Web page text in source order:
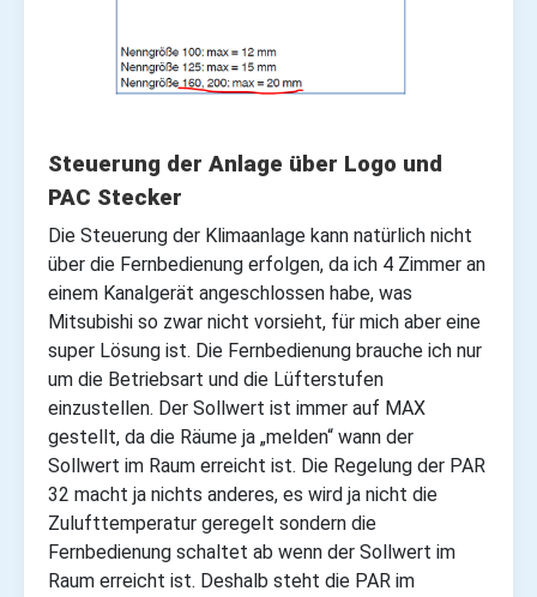
Steuerung der Anlage über Logo und
PAC Stecker
Die Steuerung der Klimaanlage kann natürlich nicht
über die Fernbedienung erfolgen, da ich 4 Zimmer an
einem Kanalgerät angeschlossen habe, was
Mitsubishi so zwar nicht vorsieht, für mich aber eine
super Lösung ist. Die Fernbedienung brauche ich nur
um die Betriebsart und die Lüfterstufen
einzustellen. Der Sollwert ist immer auf MAX
gestellt, da die Räume ja „melden“ wann der
Sollwert im Raum erreicht ist. Die Regelung der PAR
32 macht ja nichts anderes, es wird ja nicht die
Zulufttemperatur geregelt sondern die
Fernbedienung schaltet ab wenn der Sollwert im
Raum erreicht ist. Deshalb steht die PAR im